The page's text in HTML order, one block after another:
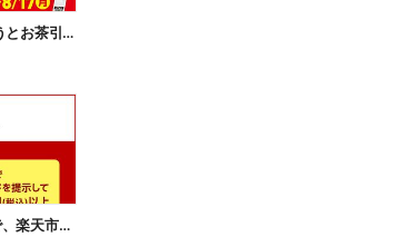
【無料引換券!】焼き麺買うとお茶引換券貰える!
楽天ポイントカード提示で、楽天市場でのお買い物がおトクに!